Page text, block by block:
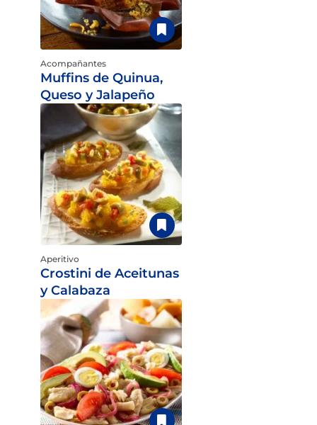
Acompañantes
Muffins de Quinua,
Queso y Jalapeño
Aperitivo
Crostini de Aceitunas
y Calabaza